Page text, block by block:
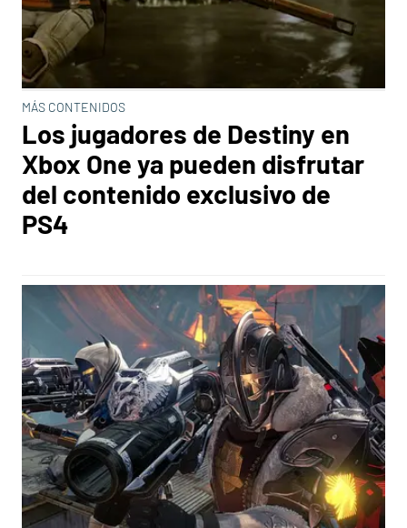
MÁS CONTENIDOS
Los jugadores de Destiny en
Xbox One ya pueden disfrutar
del contenido exclusivo de
PS4